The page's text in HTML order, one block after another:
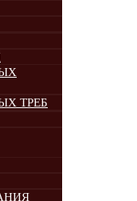
ТРЕБ